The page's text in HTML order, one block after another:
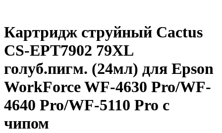
Картридж струйный Cactus
CS-EPT7902 79XL
голуб.пигм. (24мл) для Epson
WorkForce WF-4630 Pro/WF-
4640 Pro/WF-5110 Pro с
чипом